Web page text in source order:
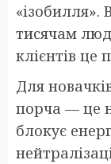
тисячам
клієнтів це
Для
порча — це
блокує